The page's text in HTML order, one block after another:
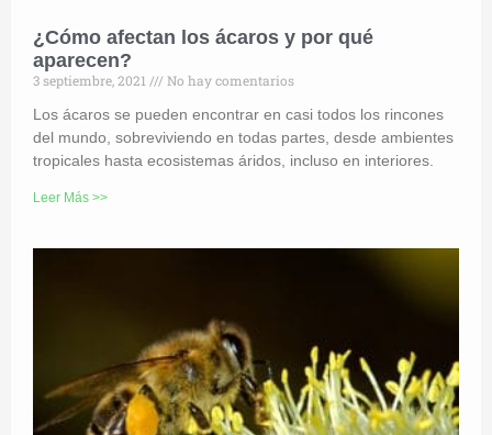
¿Cómo afectan los ácaros y por qué
aparecen?
3 septiembre, 2021
No hay comentarios
Los ácaros se pueden encontrar en casi todos los rincones
del mundo, sobreviviendo en todas partes, desde ambientes
tropicales hasta ecosistemas áridos, incluso en interiores.
Leer Más >>